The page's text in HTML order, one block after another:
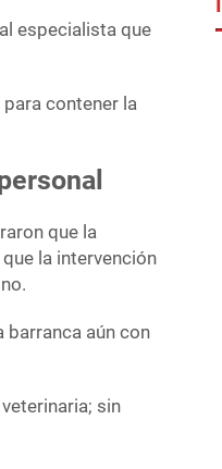
especialista que
contener la
que la
la intervención
barranca aún con
sin